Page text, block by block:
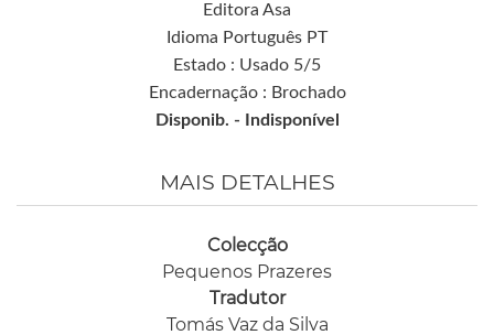
Editora Asa
Idioma Português PT
Estado : Usado 5/5
Encadernação : Brochado
Disponib. -
Indisponível
MAIS DETALHES
Colecção
Pequenos Prazeres
Tradutor
Tomás Vaz da Silva